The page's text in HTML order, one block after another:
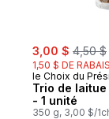
sale:
3,00 $ ,
4,50 $
1,50 $ DE RABAIS
le Choix du
Trio de
- 1 unité
350 g, 3,00 $/